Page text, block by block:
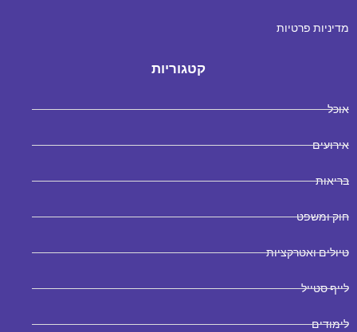
מדיניות פרטיות
קטגוריות
אוכל
אירועים
בריאות
חוק ומשפט
טיולים ואטרקציות
לייף סטייל
לימודים